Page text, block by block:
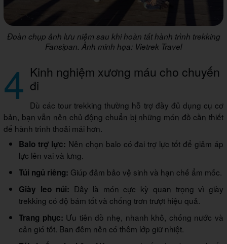
Đoàn chụp ảnh lưu niệm sau khi hoàn tất hành trình trekking
Fansipan. Ảnh minh họa: Vietrek Travel
4 Kinh nghiệm xương máu cho chuyến
đi
Dù các tour trekking thường hỗ trợ đầy đủ dụng cụ cơ
bản, bạn vẫn nên chủ động chuẩn bị những món đồ cần thiết
để hành trình thoải mái hơn.
Balo trợ lực: Nên chọn balo có đai trợ lực tốt để giảm áp
lực lên vai và lưng.
Túi ngủ riêng: Giúp đảm bảo vệ sinh và hạn chế ẩm mốc.
Giày leo núi: Đây là món cực kỳ quan trọng vì giày
trekking có độ bám tốt và chống trơn trượt hiệu quả.
Trang phục: Ưu tiên đồ nhẹ, nhanh khô, chống nước và
cản gió tốt. Ban đêm nên có thêm lớp giữ nhiệt.